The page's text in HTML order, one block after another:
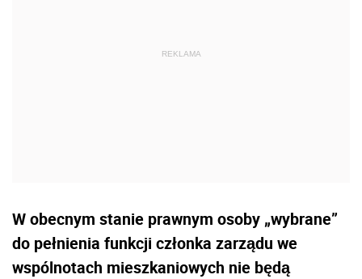
W obecnym stanie prawnym osoby „wybrane”
do pełnienia funkcji członka zarządu we
wspólnotach mieszkaniowych nie będą